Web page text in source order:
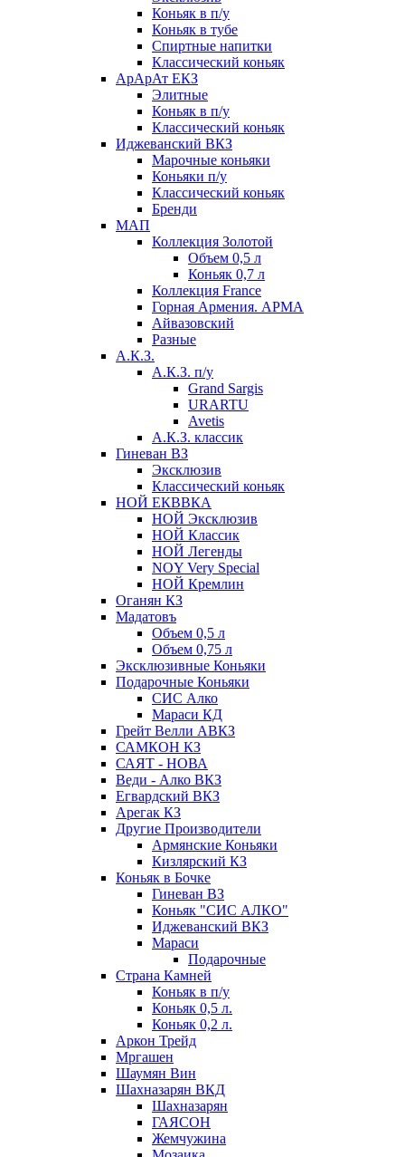
Коньяк в п/у
Коньяк в тубе
Спиртные напитки
Классический коньяк
АрАрАт ЕКЗ
Элитные
Коньяк в п/у
Классический коньяк
Иджеванский ВКЗ
Марочные коньяки
Коньяки п/у
Классический коньяк
Бренди
МАП
Коллекция Золотой
Объем 0,5 л
Коньяк 0,7 л
Коллекция France
Горная Армения. АРМА
Айвазовский
Разные
А.К.З.
А.К.З. п/у
Grand Sargis
URARTU
Avetis
А.К.З. классик
Гиневан ВЗ
Эксклюзив
Классический коньяк
НОЙ ЕКВВКА
НОЙ Эксклюзив
НОЙ Классик
НОЙ Легенды
NOY Very Speсial
НОЙ Кремлин
Оганян КЗ
Мадатовъ
Объем 0,5 л
Объем 0,75 л
Эксклюзивные Коньяки
Подарочные Коньяки
СИС Алко
Мараси КД
Грейт Велли АВКЗ
САМКОН КЗ
САЯТ - НОВА
Веди - Алко ВКЗ
Егвардский ВКЗ
Арегак КЗ
Другие Производители
Армянские Коньяки
Кизлярский КЗ
Коньяк в Бочке
Гиневан ВЗ
Коньяк "СИС АЛКО"
Иджеванский ВКЗ
Мараси
Подарочные
Страна Камней
Коньяк в п/у
Коньяк 0,5 л.
Коньяк 0,2 л.
Аркон Трейд
Мргашен
Шаумян Вин
Шахназарян ВКД
Шахназарян
ГАЯСОН
Жемчужина